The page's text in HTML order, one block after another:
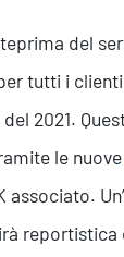
del
tutti i
2021.
le nuove
associato.
reportistica